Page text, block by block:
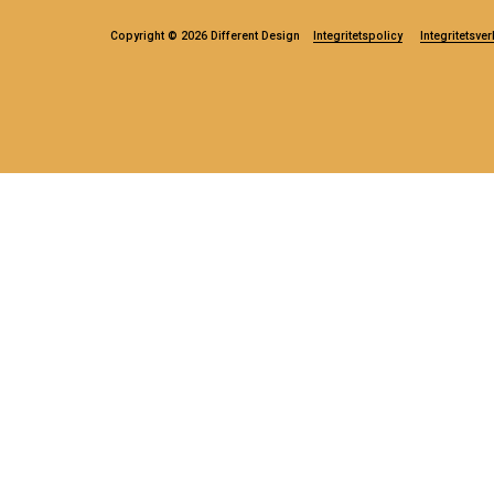
Copyright © 2026 Different Design Integritetspolicy